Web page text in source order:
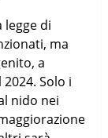
legge di
ma
a
Solo i
nido nei